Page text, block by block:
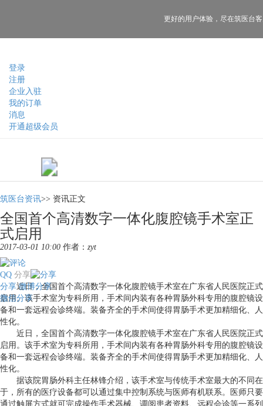
登录
注册
企业入驻
我的订单
消息
开通超级会员
更好的用户体验， 尽在筑医台
筑医台资讯>> 资讯正文
全国首个高清数字一体化腹腔镜手术室正
式启用
2017-03-01 10:00 作者： zyt
分享
QQ
分享 微博分享
微信分享
近日，全国首个高清数字一体化腹腔镜手术室在广东省人民医院正式
启用。该手术室为专科所用，手术间内装有各种胃肠外科专用的腹腔镜设
备和一套远程会诊终端。装备齐全的手术间使得胃肠手术更加精细化、人
性化。
近日，全国首个高清数字一体化腹腔镜手术室在广东省人民医院正式
启用。该手术室为专科所用，手术间内装有各种胃肠外科专用的腹腔镜设
备和一套远程会诊终端。装备齐全的手术间使得胃肠手术更加精细化、人
性化。
据该院胃肠外科主任林锋介绍，该手术室与传统手术室最大的不同在
于，所有的医疗设备都可以通过集中控制系统与医师有机联系。医师只要
通过触屏方式就可完成操作手术器械、调阅患者资料、远程会诊等一系列